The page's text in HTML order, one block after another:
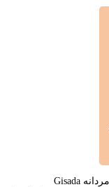
عطر گیسادا امباسادور من – قیمت و خرید ادکلن مردانه Gisada